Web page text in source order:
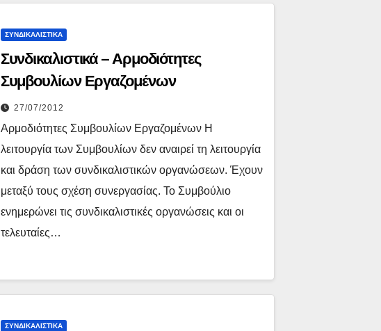
ΣΥΝΔΙΚΑΛΙΣΤΙΚΆ
Συνδικαλιστικά – Αρμοδιότητες
Συμβουλίων Εργαζομένων
27/07/2012
Αρμοδιότητες Συμβουλίων Εργαζομένων Η
λειτουργία των Συμβουλίων δεν αναιρεί τη λειτουργία
και δράση των συνδικαλιστικών οργανώσεων. Έχουν
μεταξύ τους σχέση συνεργασίας. Το Συμβούλιο
ενημερώνει τις συνδικαλιστικές οργανώσεις και οι
τελευταίες…
ΣΥΝΔΙΚΑΛΙΣΤΙΚΆ